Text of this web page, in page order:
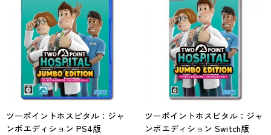
ツーポイントホスピタル：ジャ
ンボエディション PS4版
ツーポイントホスピタル：ジャ
ンボエディション Switch版